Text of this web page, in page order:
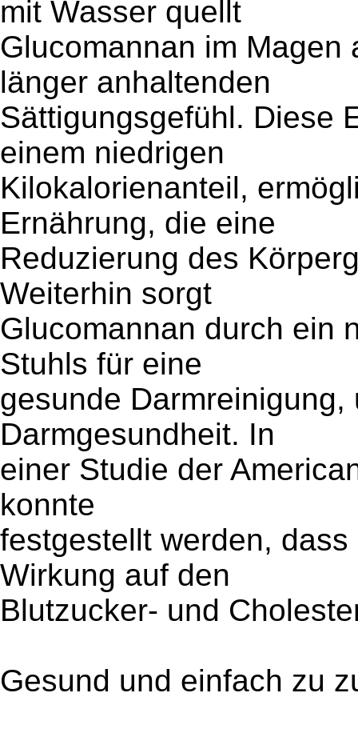
mit Wasser quellt
Glucomannan im
länger anhaltenden
Sättigungsgefühl. Diese
einem niedrigen
Kilokalorienanteil,
Ernährung, die eine
Reduzierung des
Weiterhin sorgt
Glucomannan durch ein
Stuhls für eine
gesunde
Darmgesundheit. In
einer Studie der
konnte
festgestellt werden,
Wirkung auf den
Blutzucker- und
Gesund und einfach zu